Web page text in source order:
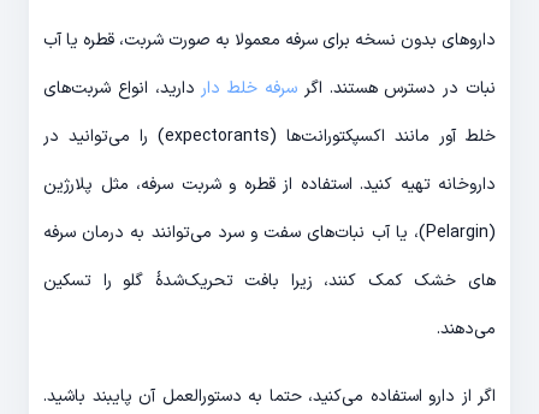
داروهای بدون نسخه برای سرفه معمولا به صورت شربت، قطره یا آب
نبات در دسترس هستند. اگر سرفه خلط دار دارید، انواع شربت‌های
خلط آور مانند اکسپکتورانت‌ها (expectorants) را می‌توانید در
داروخانه تهیه کنید. استفاده از قطره‌ و شربت سرفه، مثل پلارژین
(Pelargin)، یا آب نبات‌های سفت و سرد می‌توانند به درمان سرفه
های خشک کمک کنند، زیرا بافت تحریک‌شدۀ گلو را تسکین
می‌دهند.
اگر از دارو استفاده می‌کنید، حتما به دستورالعمل آن پایبند باشید.